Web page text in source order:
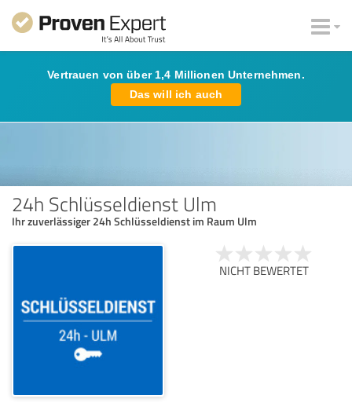
Vertrauen von über 1,4 Millionen Unternehmen.
Das will ich auch
24h Schlüsseldienst Ulm
Ihr zuverlässiger 24h Schlüsseldienst im Raum Ulm
NICHT BEWERTET